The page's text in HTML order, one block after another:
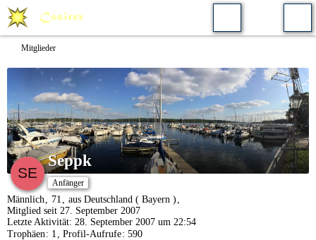
Mitglieder
Seppk
Anfänger
Männlich 71
aus Deutschland ( Bayern )
Mitglied seit 27. September 2007
Letzte Aktivität: 28. September 2007 um 22:54
Trophäen
1 Profil-Aufrufe 590